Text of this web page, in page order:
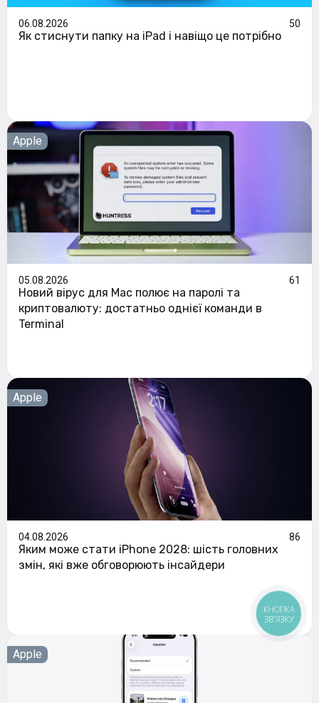
06.08.2026 50
Як стиснути папку на iPad і навіщо це потрібно
Apple
05.08.2026 61
Новий вірус для Mac полює на паролі та
криптовалюту: достатньо однієї команди в
Terminal
Apple
04.08.2026 86
Яким може стати iPhone 2028: шість головних
змін, які вже обговорюють інсайдери
Apple
КНОПКА
ЗВ'ЯЗКУ